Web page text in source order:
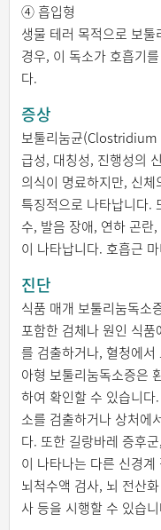
④ 흡입형
생물 테러 목적으로 보
경우, 이 독소가 호흡기
다.
증상
보툴리눔균
급성, 대칭성, 진행성의
의식이 명료하지만, 신
특징적으로 나타납니다.
수, 발음 장애, 연하 곤란
이 나타납니다. 호흡근
진단
식품 매개 보툴리눔독소
포함한 검체나 원인 식
를 검출하거나, 혈청에
아형 보툴리눔독소증은
하여 확인할 수 있습니
소를 검출하거나 상처에
다. 또한 길랑바레 증후
이 나타나는 다른 신경
뇌척수액 검사, 뇌 전산
사 등을 시행할 수 있습